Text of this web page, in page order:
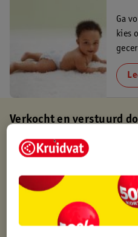
Ga
kies
Verkocht en verstuurd
Binnen 1 werkdag verstuurd
Gratis thuisbezorgd
Gratis retourneren via
Gratis punten met je